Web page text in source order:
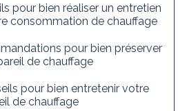
pour bien réaliser un entretien
consommation de chauffage
pour bien préserver
de chauffage
pour bien entretenir votre
de chauffage